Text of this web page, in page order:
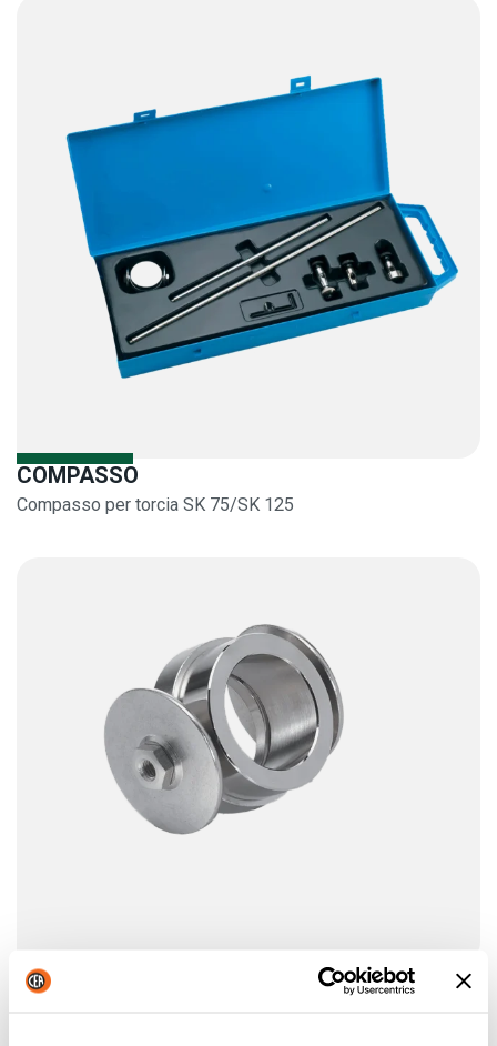
COMPASSO
Compasso per torcia SK 75/SK 125
SUPPORTO PER TORCIA CON RUOTE